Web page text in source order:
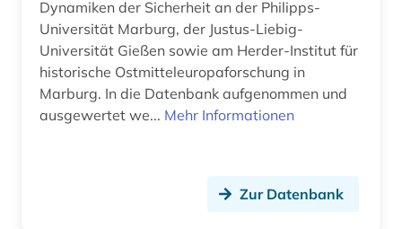
arbeiterbewegung (1)
arbeitgeberverband (1)
arbeitnehmerschutz (2)
arbeitnehmervertretung (1)
arbeitsbedingungen und -politik (1)
Irland (5)
Israel (1)
Italien (3)
Japan (1)
Dynamiken der Sicherheit an der Philipps-
Universität Marburg, der Justus-Liebig-
Universität Gießen sowie am Herder-Institut für
historische Ostmitteleuropaforschung in
Marburg. In die Datenbank aufgenommen und
ausgewertet we... Mehr Informationen
Zur Datenbank